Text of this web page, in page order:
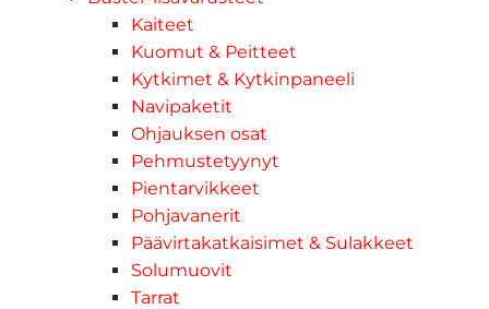
Kaiteet
Kuomut & Peitteet
Kytkimet & Kytkinpaneeli
Navipaketit
Ohjauksen osat
Pehmustetyynyt
Pientarvikkeet
Pohjavanerit
Päävirtakatkaisimet & Sulakkeet
Solumuovit
Tarrat